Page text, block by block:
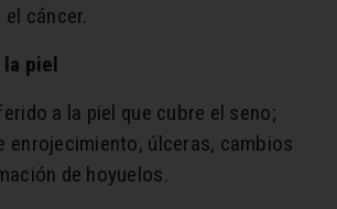
cáncer.
piel
a la piel que cubre el seno;
enrojecimiento, úlceras, cambios
de hoyuelos.